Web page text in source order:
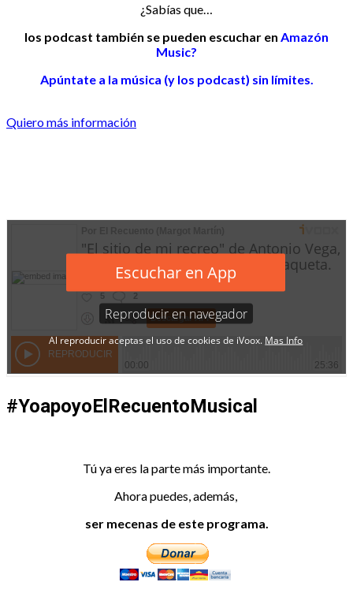
¿Sabías que…
los podcast también se pueden escuchar en Amazón
Music?
Apúntate a la música (y los podcast) sin límites.
Quiero más información
#YoapoyoElRecuentoMusical
Tú ya eres la parte más importante.
Ahora puedes, además,
ser mecenas de este programa.